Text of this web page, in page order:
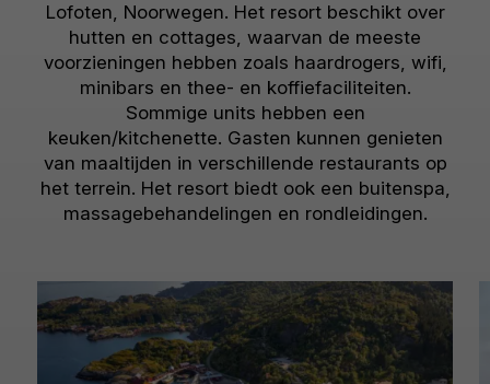
Lofoten, Noorwegen. Het resort beschikt over
hutten en cottages, waarvan de meeste
voorzieningen hebben zoals haardrogers, wifi,
minibars en thee- en koffiefaciliteiten.
Sommige units hebben een
keuken/kitchenette. Gasten kunnen genieten
van maaltijden in verschillende restaurants op
het terrein. Het resort biedt ook een buitenspa,
massagebehandelingen en rondleidingen.